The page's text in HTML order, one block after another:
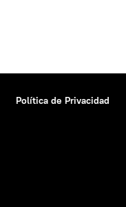
Política de Privacidad